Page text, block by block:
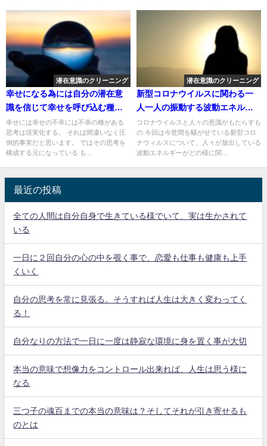
潜在意識のクリーニング
幸せになる為には自分の潜在意
識を信じて幸せを呼び込む種を
撒く
幸せには幸せの不幸には不幸の種がある
思考は現実化する。 それは間違いなく圧
倒的事実だと思います。 ではその思考を
構成する元になっている も...
潜在意識のクリーニング
新型コロナウイルスに関わる一
人一人の振動する波動エネルギ
ー
コロナウイルスと人々の意識がもたらすも
の 今回は今世間を騒がせている新型コロ
ナウィルスについて、人々が放出している
波動エネルギーがどの様に関...
最近の投稿
全ての人間は自分自身で生きている様でいて、実は生かされて
いる
一日に２回自分の心の中を覗く事で、恋愛も仕事も健康も上手
くいく
自分の思考を常に見張る。そうすれば人生は大きく変わってく
る！
自分なりの方法で一日に一度は静寂な環境に身を置く事が大切
本当の意味で想像力をコントロール出来れば、人生は思う様に
なる
三つ子の魂百までの本当の意味は？そしてそれが引き寄せるも
のとは